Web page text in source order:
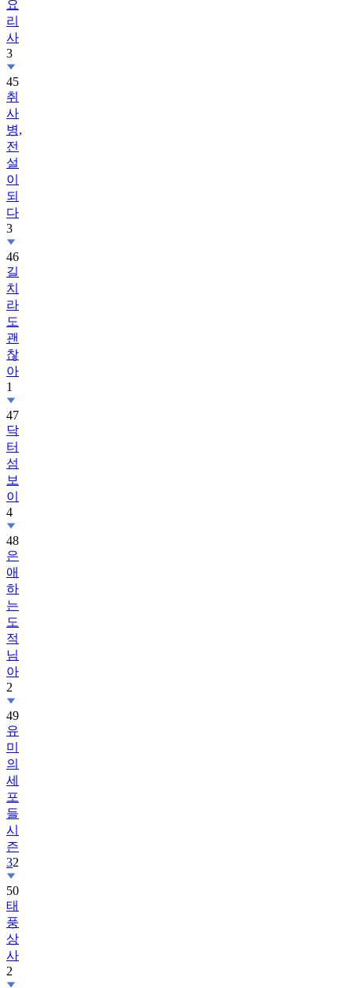
사
3
45
취
사
병,
전
설
이
되
다
3
46
길
치
라
도
괜
찮
아
1
47
닥
터
섬
보
이
4
48
은
애
하
는
도
적
님
아
2
49
유
미
의
세
포
들
시
즌
32
50
태
풍
상
사
2